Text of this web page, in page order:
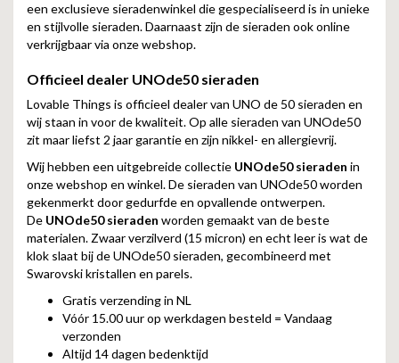
een exclusieve sieradenwinkel die gespecialiseerd is in unieke
en stijlvolle sieraden. Daarnaast zijn de sieraden ook online
verkrijgbaar via onze webshop.
Officieel dealer UNOde50 sieraden
Lovable Things is officieel dealer van UNO de 50 sieraden en
wij staan in voor de kwaliteit. Op alle sieraden van UNOde50
zit maar liefst 2 jaar garantie en zijn nikkel- en allergievrij.
Wij hebben een uitgebreide collectie UNOde50 sieraden in
onze webshop en winkel. De sieraden van UNOde50 worden
gekenmerkt door gedurfde en opvallende ontwerpen.
De UNOde50 sieraden worden gemaakt van de beste
materialen. Zwaar verzilverd (15 micron) en echt leer is wat de
klok slaat bij de UNOde50 sieraden, gecombineerd met
Swarovski kristallen en parels.
Gratis verzending in NL
Vóór 15.00 uur op werkdagen besteld = Vandaag
verzonden
Altijd 14 dagen bedenktijd